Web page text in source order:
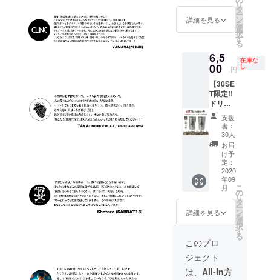
10枚 有
効期限
以内。
● 壁面
ポス
ターへ
のお名
前掲載
※ 掲載
可能な
方はお
名前(又
はニッ
クネー
ム)を備
考欄へ
ご記入
くださ
い。 ※
は備考
【不
要】と
ます。
GAME-
A-L/S T
シャツ/
A-L/S T
シャツ2
枚 ・サ
イズ：
M / L /
XL /
XXL ※
GAME-
A-L/S T
シャツ
BLACK
JUMP-
A-L/S T
シャツ
は
ます。
● ドリ
ンクチ
ケット
シャツ
＋L/S T
シャツ
全部 支
シャツ3
種類
(BLAC
K
WHITE
含め5
枚) L/S
Tシャツ
3種類
(BLAC
WHITE
含め6
枚) 合計
11枚 ●
ステッ
カー1枚
ケット
10枚 有
効期限
は営業
詳細を見る
リ
タ
ー
ン
を
選
択
す
る
6,5
00 円
在庫な
し
【30SE
T限定!!
ドリン
クチ
ケット
枚)+ス
テンレ
スタン
ブラー
SET+ス
テッ
カー 2
枚 支
援】 ●
タンブ
ラー
1SET(2
個) デザ
イン違
支援
者：
30人
お届
け予
定：
2020
年09
月
詳細を見る
こ
の
リ
タ
ー
ン
を
選
択
す
る
このプロ
ジェクト
は、 All-In方